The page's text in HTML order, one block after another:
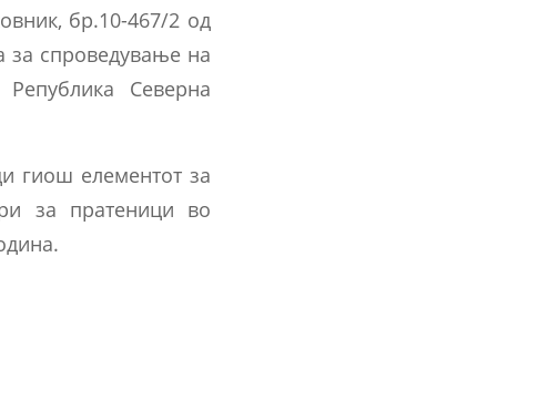
бр.10-467/2 од
за спроведување на
Северна
гиош елементот за
за пратеници во